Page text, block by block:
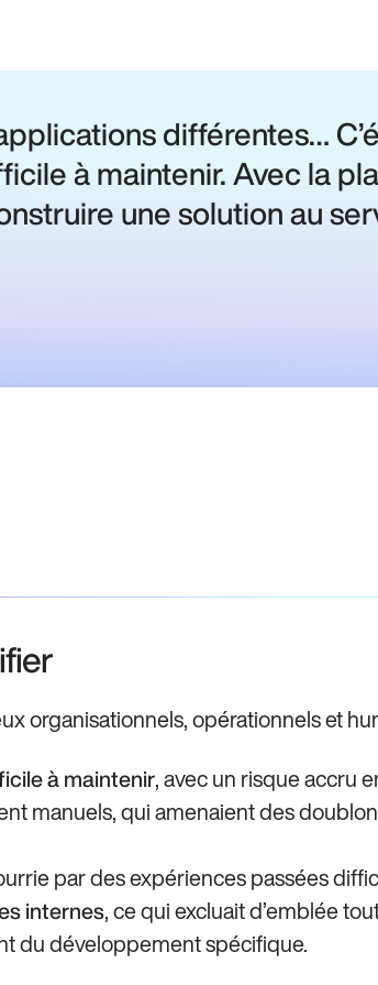
différentes…
à maintenir. Avec la
une solution au
organisationnels, opérationnels et
à maintenir, avec un risque accru
manuels, qui amenaient des
par des expériences passées
internes, ce qui excluait d’emblée
du développement spécifique.